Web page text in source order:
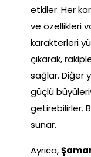
etkiler. Her
ve özellikleri
karakterleri
çıkarak,
sağlar. Diğer
güçlü
getirebilirler.
sunar.
Ayrıca,